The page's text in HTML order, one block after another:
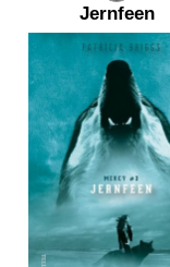
Jernfeen